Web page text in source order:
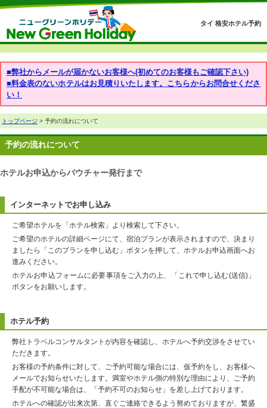
タイ 格安ホテル予約
■弊社からメールが届かないお客様へ(初めてのお客様もご確認下さい)
■料金表のないホテルはお見積りいたします。こちらからお問合せくださ
い！
トップページ > 予約の流れについて
予約の流れについて
ホテルお申込からバウチャー発行まで
インターネットでお申し込み
ご希望ホテルを「ホテル検索」より検索して下さい。
ご希望のホテルの詳細ページにて、宿泊プランが表示されますので、決まり
ましたら「このプランを申し込む」ボタンを押して、ホテルお申込画面へお
進みください。
ホテルお申込フォームに必要事項をご入力の上、「これで申し込む(送信)」
ボタンをお願いします。
ホテル予約
弊社トラベルコンサルタントが内容を確認し、ホテルへ予約交渉をさせてい
ただきます。
お客様の予約条件に対して、ご予約可能な場合には、仮予約をし、お客様へ
メールでお知らせいたします。満室やホテル側の特別な理由により、ご予約
手配が不可能な場合は、「予約不可のお知らせ」を差し上げております。
ホテルへの確認が出来次第、直ぐご連絡できるよう努めておりますが、繁盛